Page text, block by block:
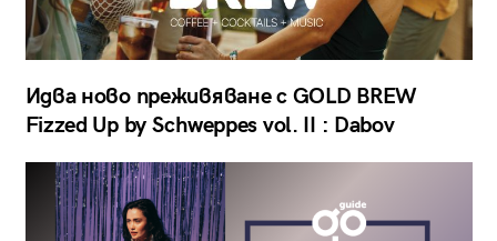
Идва ново преживяване с GOLD BREW
Fizzed Up by Schweppes vol. II : Dabov